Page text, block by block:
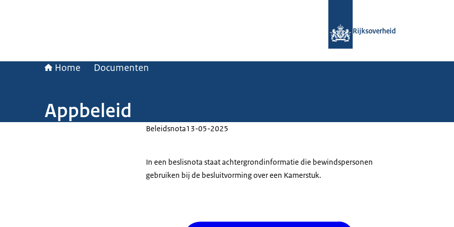
Rijksoverheid
Home Documenten
Appbeleid
Beleidsnota13-05-2025
In een beslisnota staat achtergrondinformatie die bewindspersonen
gebruiken bij de besluitvorming over een Kamerstuk.